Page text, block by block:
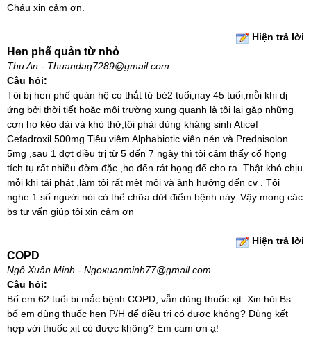
Cháu xin cảm ơn.
Hiện trả lời
Hen phế quản từ nhỏ
Thu An - Thuandag7289@gmail.com
Câu hỏi:
Tôi bị hen phế quản hệ co thắt từ bé2 tuổi,nay 45 tuổi,mỗi khi dị
ứng bởi thời tiết hoặc môi trường xung quanh là tôi lại gặp những
cơn ho kéo dài và khó thở,tôi phải dùng kháng sinh Aticef
Cefadroxil 500mg Tiêu viêm Alphabiotic viên nén và Prednisolon
5mg ,sau 1 đợt điều trị từ 5 đến 7 ngày thì tôi cảm thấy cổ họng
tích tụ rất nhiều đờm đặc ,ho đến rát họng để cho ra. Thật khó chịu
mỗi khi tái phát ,làm tôi rất mệt mỏi và ảnh hưởng đến cv . Tôi
nghe 1 số người nói có thể chữa dứt điểm bệnh này. Vậy mong các
bs tư vấn giúp tôi xin cảm ơn
Hiện trả lời
COPD
Ngô Xuân Minh - Ngoxuanminh77@gmail.com
Câu hỏi:
Bố em 62 tuổi bi mắc bệnh COPD, vẫn dùng thuốc xịt. Xin hỏi Bs:
bố em dùng thuốc hen P/H để điều trị có được không? Dùng kết
hợp với thuốc xịt có được không? Em cam ơn ạ!